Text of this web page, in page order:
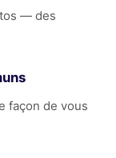
— des
façon de vous